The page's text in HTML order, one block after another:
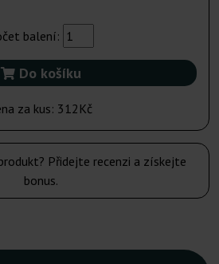
balení:
Do košíku
za kus: 312Kč
Přidejte recenzi a získejte
bonus.